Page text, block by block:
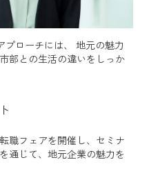
プローチには、 地元の魅力
部との生活の違いをしっか
職フェアを開催し、セミナ
通じて、地元企業の魅力を